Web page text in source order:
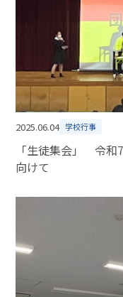
2025.06.04 学校行事
「生徒集会」 令
向けて